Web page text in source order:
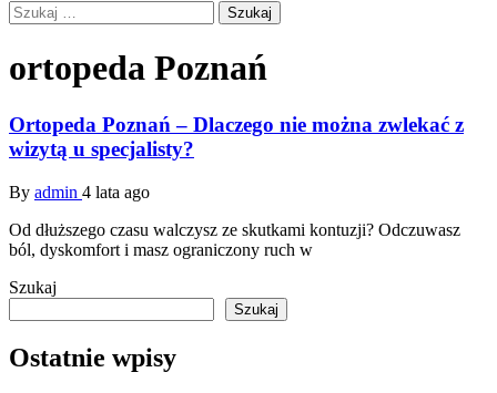
Primary
Menu
Szukaj:
ortopeda Poznań
Ortopeda Poznań – Dlaczego nie można zwlekać z
wizytą u specjalisty?
By admin 4 lata ago
Od dłuższego czasu walczysz ze skutkami kontuzji? Odczuwasz
ból, dyskomfort i masz ograniczony ruch w
Szukaj
Szukaj
Ostatnie wpisy